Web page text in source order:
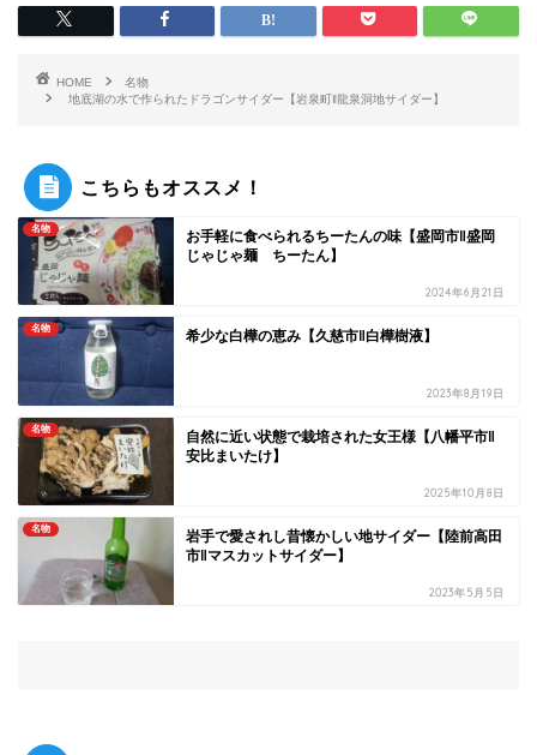
HOME
名物
地底湖の水で作られたドラゴンサイダー【岩泉町‖龍泉洞地サイダー】
こちらもオススメ！
名物
お手軽に食べられるちーたんの味【盛岡市‖盛岡
じゃじゃ麺 ちーたん】
2024年6月21日
名物 希少な白樺の恵み【久慈市‖白樺樹液】
2023年8月19日
名物
自然に近い状態で栽培された女王様【八幡平市‖
安比まいたけ】
2025年10月8日
名物
岩手で愛されし昔懐かしい地サイダー【陸前高田
市‖マスカットサイダー】
2023年5月5日